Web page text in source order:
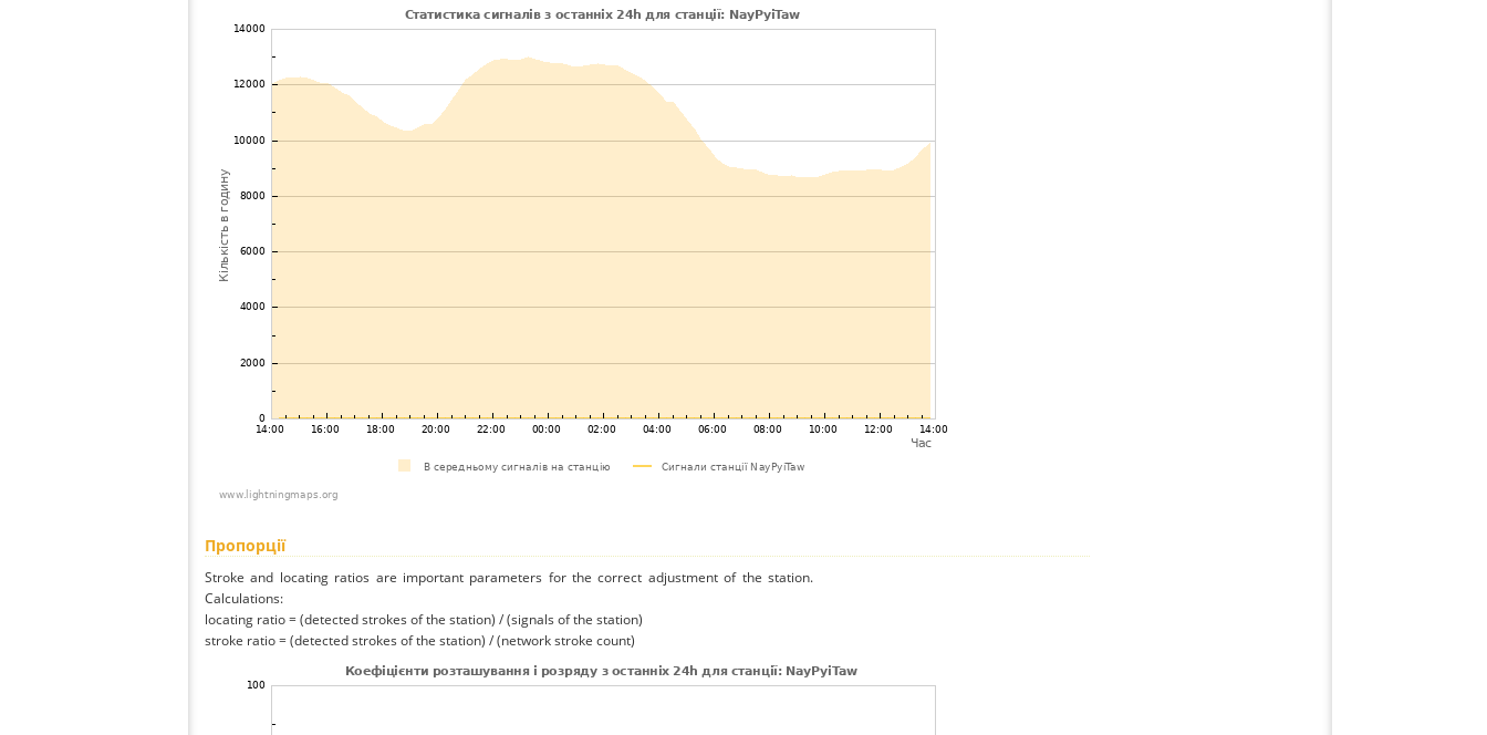
Пропорції
Stroke and locating ratios are important parameters for the correct adjustment of the station.
Calculations:
locating ratio = (detected strokes of the station) / (signals of the station)
stroke ratio = (detected strokes of the station) / (network stroke count)